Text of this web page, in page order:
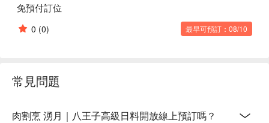
免預付訂位
0 (0) 最早可預訂：08/10
常見問題
肉割烹 湧月｜八王子高級日料開放線上預訂嗎？